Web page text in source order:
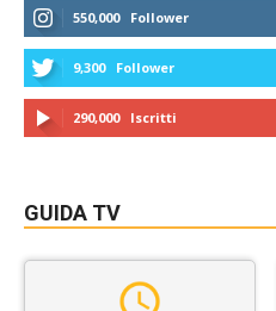
550,000 Follower
9,300 Follower
290,000 Iscritti
GUIDA TV